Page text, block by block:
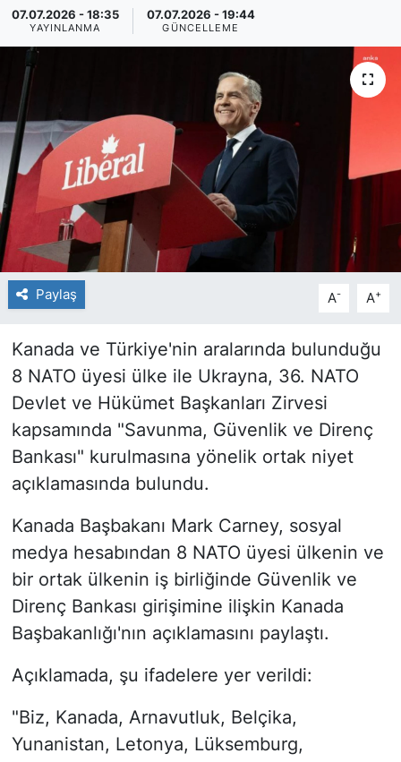
07.07.2026 - 18:35
YAYINLANMA
07.07.2026 - 19:44
GÜNCELLEME
Paylaş A- A+
Kanada ve Türkiye'nin aralarında bulunduğu
8 NATO üyesi ülke ile Ukrayna, 36. NATO
Devlet ve Hükümet Başkanları Zirvesi
kapsamında "Savunma, Güvenlik ve Direnç
Bankası" kurulmasına yönelik ortak niyet
açıklamasında bulundu.
Kanada Başbakanı Mark Carney, sosyal
medya hesabından 8 NATO üyesi ülkenin ve
bir ortak ülkenin iş birliğinde Güvenlik ve
Direnç Bankası girişimine ilişkin Kanada
Başbakanlığı'nın açıklamasını paylaştı.
Açıklamada, şu ifadelere yer verildi:
"Biz, Kanada, Arnavutluk, Belçika,
Yunanistan, Letonya, Lüksemburg,